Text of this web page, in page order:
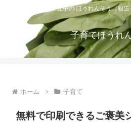
育児中の ほうれんそう（報
子育てほうれ
ホーム 子育て
無料で印刷できるご褒美